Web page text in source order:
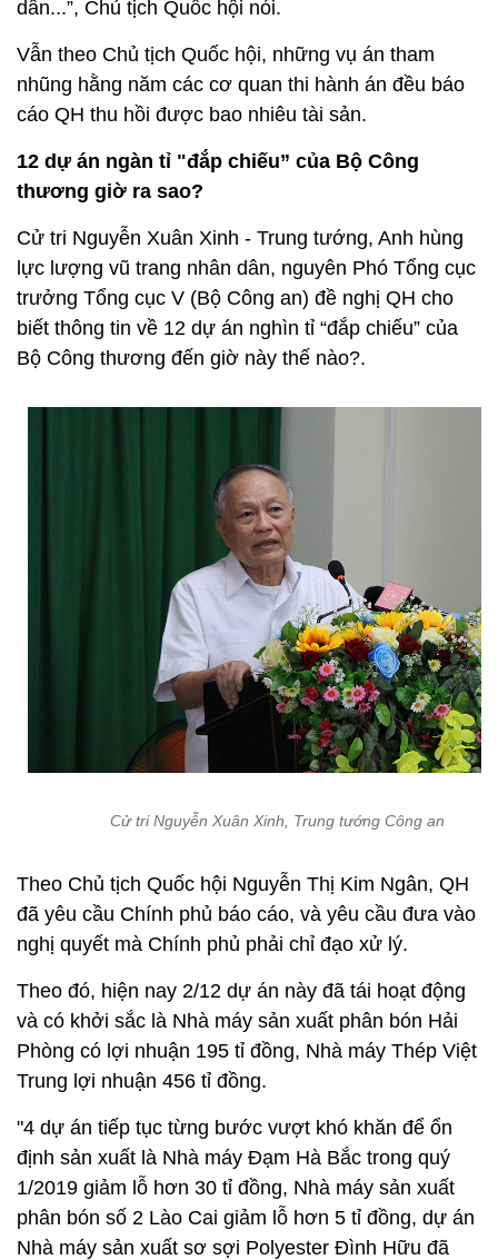
dân...”, Chủ tịch Quốc hội nói.
Vẫn theo Chủ tịch Quốc hội, những vụ án tham
nhũng hằng năm các cơ quan thi hành án đều báo
cáo QH thu hồi được bao nhiêu tài sản.
12 dự án ngàn tỉ "đắp chiếu” của Bộ Công
thương giờ ra sao?
Cử tri Nguyễn Xuân Xinh - Trung tướng, Anh hùng
lực lượng vũ trang nhân dân, nguyên Phó Tổng cục
trưởng Tổng cục V (Bộ Công an) đề nghị QH cho
biết thông tin về 12 dự án nghìn tỉ “đắp chiếu” của
Bộ Công thương đến giờ này thế nào?.
Cử tri Nguyễn Xuân Xinh, Trung tướng Công an
Theo Chủ tịch Quốc hội Nguyễn Thị Kim Ngân, QH
đã yêu cầu Chính phủ báo cáo, và yêu cầu đưa vào
nghị quyết mà Chính phủ phải chỉ đạo xử lý.
Theo đó, hiện nay 2/12 dự án này đã tái hoạt động
và có khởi sắc là Nhà máy sản xuất phân bón Hải
Phòng có lợi nhuận 195 tỉ đồng, Nhà máy Thép Việt
Trung lợi nhuận 456 tỉ đồng.
"4 dự án tiếp tục từng bước vượt khó khăn để ổn
định sản xuất là Nhà máy Đạm Hà Bắc trong quý
1/2019 giảm lỗ hơn 30 tỉ đồng, Nhà máy sản xuất
phân bón số 2 Lào Cai giảm lỗ hơn 5 tỉ đồng, dự án
Nhà máy sản xuất sơ sợi Polyester Đình Hữu đã